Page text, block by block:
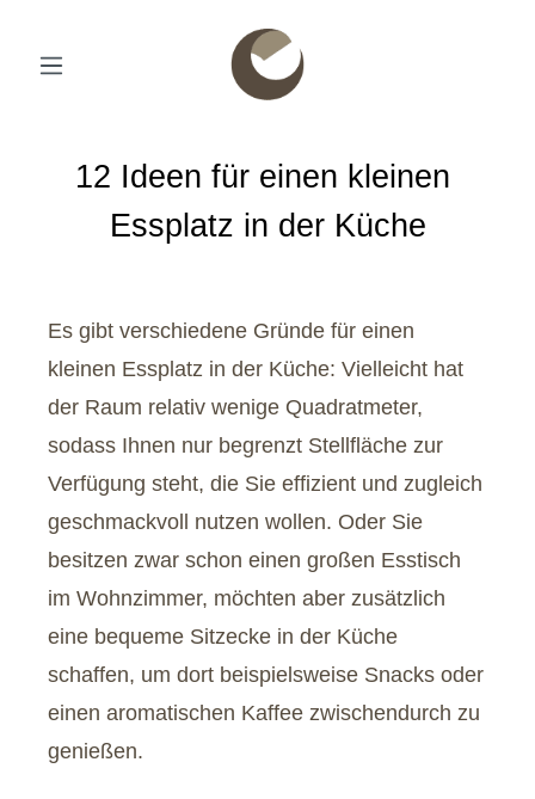
12 Ideen für einen kleinen
Essplatz in der Küche
Es gibt verschiedene Gründe für einen
kleinen Essplatz in der Küche: Vielleicht hat
der Raum relativ wenige Quadratmeter,
sodass Ihnen nur begrenzt Stellfläche zur
Verfügung steht, die Sie effizient und zugleich
geschmackvoll nutzen wollen. Oder Sie
besitzen zwar schon einen großen Esstisch
im Wohnzimmer, möchten aber zusätzlich
eine bequeme Sitzecke in der Küche
schaffen, um dort beispielsweise Snacks oder
einen aromatischen Kaffee zwischendurch zu
genießen.